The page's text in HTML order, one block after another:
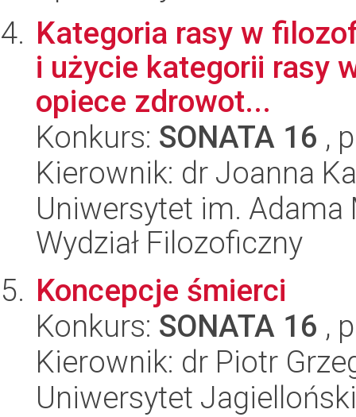
Kategoria rasy w
i użycie kategorii rasy
opiece zdrowot...
Konkurs: SONATA 16 ,
Kierownik: dr Joanna
Uniwersytet im.
Wydział Filozoficzny
Koncepcje śmierci
Konkurs: SONATA 16 ,
Kierownik: dr Piotr
Uniwersytet